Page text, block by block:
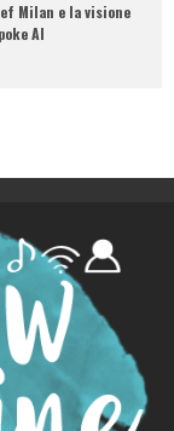
Milan e la visione
AI